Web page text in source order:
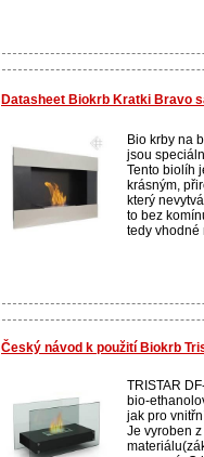
Datasheet Biokrb Kratki Bravo
Bio krby na
jsou
Tento biolíh
krásným,
který
to bez
tedy vhodné
Český návod k použití Biokrb
TRISTAR
bio-
jak pro
Je vyroben